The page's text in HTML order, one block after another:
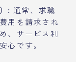
: 通常、求職
用を請求され
、サービス利
心です。